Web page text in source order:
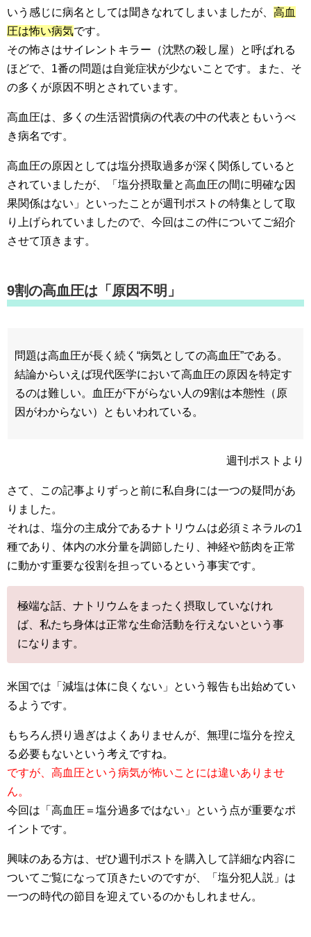
いう感じに病名としては聞きなれてしまいましたが、 高血
圧は怖い病気です。
その怖さはサイレントキラー（沈黙の殺し屋）と呼ばれる
ほどで、1番の問題は自覚症状が少ないことです。また、そ
の多くが原因不明とされています。
高血圧は、多くの生活習慣病の代表の中の代表ともいうべ
き病名です。
高血圧の原因としては塩分摂取過多が深く関係していると
されていましたが、「塩分摂取量と高血圧の間に明確な因
果関係はない」といったことが週刊ポストの特集として取
り上げられていましたので、今回はこの件についてご紹介
させて頂きます。
9割の高血圧は「原因不明」
問題は高血圧が長く続く“病気としての高血圧”である。
結論からいえば現代医学において高血圧の原因を特定す
るのは難しい。血圧が下がらない人の9割は本態性（原
因がわからない）ともいわれている。
週刊ポストより
さて、この記事よりずっと前に私自身には一つの疑問があ
りました。
それは、塩分の主成分であるナトリウムは必須ミネラルの1
種であり、体内の水分量を調節したり、神経や筋肉を正常
に動かす重要な役割を担っているという事実です。
極端な話、ナトリウムをまったく摂取していなけれ
ば、私たち身体は正常な生命活動を行えないという事
になります。
米国では「減塩は体に良くない」という報告も出始めてい
るようです。
もちろん摂り過ぎはよくありませんが、無理に塩分を控え
る必要もないという考えですね。
ですが、高血圧という病気が怖いことには違いありませ
ん。
今回は「高血圧＝塩分過多ではない」という点が重要なポ
イントです。
興味のある方は、ぜひ週刊ポストを購入して詳細な内容に
ついてご覧になって頂きたいのですが、「塩分犯人説」は
一つの時代の節目を迎えているのかもしれません。